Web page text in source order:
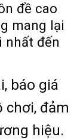
đề cao
mang lại
nhất đến
báo giá
chơi, đảm
hiệu.